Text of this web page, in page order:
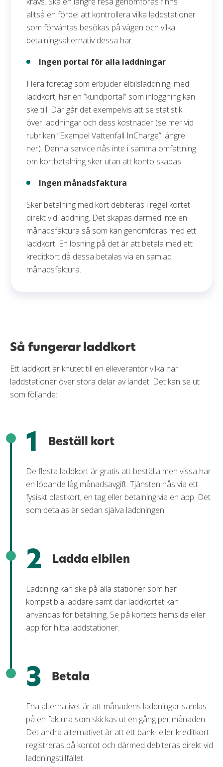
alltså en fördel att kontrollera vilka laddstationer
som förväntas besökas på vägen och vilka
betalningsalternativ dessa har.
Ingen portal för alla laddningar
Flera företag som erbjuder elbilsladdning, med
laddkort, har en ”kundportal” som inloggning kan
ske till. Där går det exempelvis att se statistik
över laddningar och dess kostnader (se mer vid
rubriken ”Exempel Vattenfall InCharge” längre
ner). Denna service nås inte i samma omfattning
om kortbetalning sker utan att konto skapas.
Ingen månadsfaktura
Sker betalning med kort debiteras i regel kortet
direkt vid laddning. Det skapas därmed inte en
månadsfaktura så som kan genomföras med ett
laddkort. En lösning på det är att betala med ett
kreditkort då dessa betalas via en samlad
månadsfaktura.
Så fungerar laddkort
Ett laddkort är knutet till en elleverantör vilka har
laddstationer över stora delar av landet. Det kan se ut
som följande:
1 Beställ kort
De flesta laddkort är gratis att beställa men vissa har
en löpande låg månadsavgift. Tjänsten nås via ett
fysiskt plastkort, en tag eller betalning via en app. Det
som betalas är sedan själva laddningen.
2 Ladda elbilen
Laddning kan ske på alla stationer som har
kompatibla laddare samt där laddkortet kan
användas för betalning. Se på kortets hemsida eller
app för hitta laddstationer.
3 Betala
Ena alternativet är att månadens laddningar samlas
på en faktura som skickas ut en gång per månaden.
Det andra alternativet är att ett bank- eller kreditkort
registreras på kontot och därmed debiteras direkt vid
laddningstillfället.